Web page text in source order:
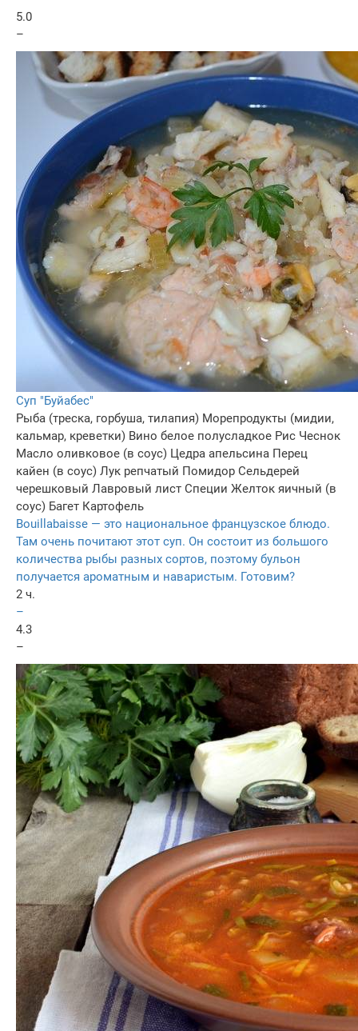
5.0
–
Суп "Буйабес"
Рыба (треска, горбуша, тилапия) Морепродукты (мидии,
кальмар, креветки) Вино белое полусладкое Рис Чеснок
Масло оливковое (в соус) Цедра апельсина Перец
кайен (в соус) Лук репчатый Помидор Сельдерей
черешковый Лавровый лист Специи Желток яичный (в
соус) Багет Картофель
Bouillabaisse — это национальное французское блюдо.
Там очень почитают этот суп. Он состоит из большого
количества рыбы разных сортов, поэтому бульон
получается ароматным и наваристым. Готовим?
2 ч.
–
4.3
–